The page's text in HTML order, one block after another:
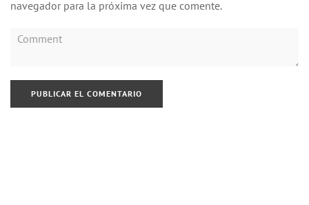
navegador para la próxima vez que comente.